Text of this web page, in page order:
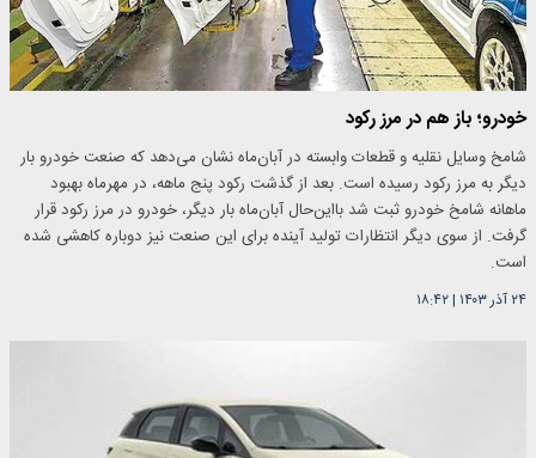
خودرو؛ باز هم در مرز رکود
شامخ وسایل نقلیه و قطعات وابسته‌ در آبان‌ماه نشان می‌دهد که صنعت خودرو بار
دیگر به مرز رکود رسیده است. بعد از گذشت رکود پنج ماهه، در مهرماه بهبود
ماهانه شامخ خودرو ثبت شد با‌این‌حال آبان‌ماه بار دیگر، خودرو در مرز رکود قرار
گرفت. از سوی دیگر انتظارات تولید آینده برای این صنعت نیز دوباره کاهشی شده
است.
۲۴ آذر ۱۴۰۳ |۱۸:۴۲